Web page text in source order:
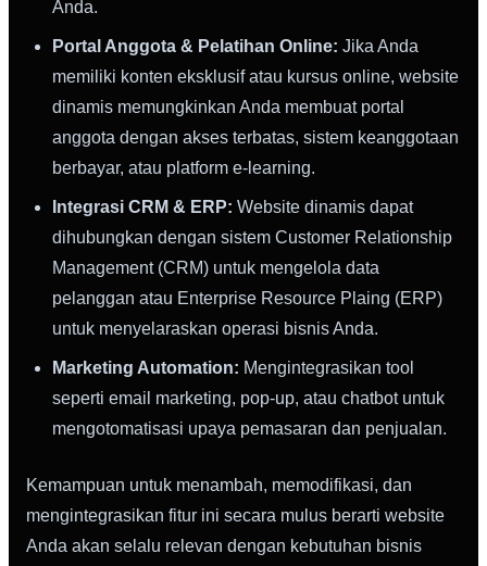
Anda.
Portal Anggota & Pelatihan Online: Jika Anda
memiliki konten eksklusif atau kursus online, website
dinamis memungkinkan Anda membuat portal
anggota dengan akses terbatas, sistem keanggotaan
berbayar, atau platform e-learning.
Integrasi CRM & ERP: Website dinamis dapat
dihubungkan dengan sistem Customer Relationship
Management (CRM) untuk mengelola data
pelanggan atau Enterprise Resource Plaing (ERP)
untuk menyelaraskan operasi bisnis Anda.
Marketing Automation: Mengintegrasikan tool
seperti email marketing, pop-up, atau chatbot untuk
mengotomatisasi upaya pemasaran dan penjualan.
Kemampuan untuk menambah, memodifikasi, dan
mengintegrasikan fitur ini secara mulus berarti website
Anda akan selalu relevan dengan kebutuhan bisnis